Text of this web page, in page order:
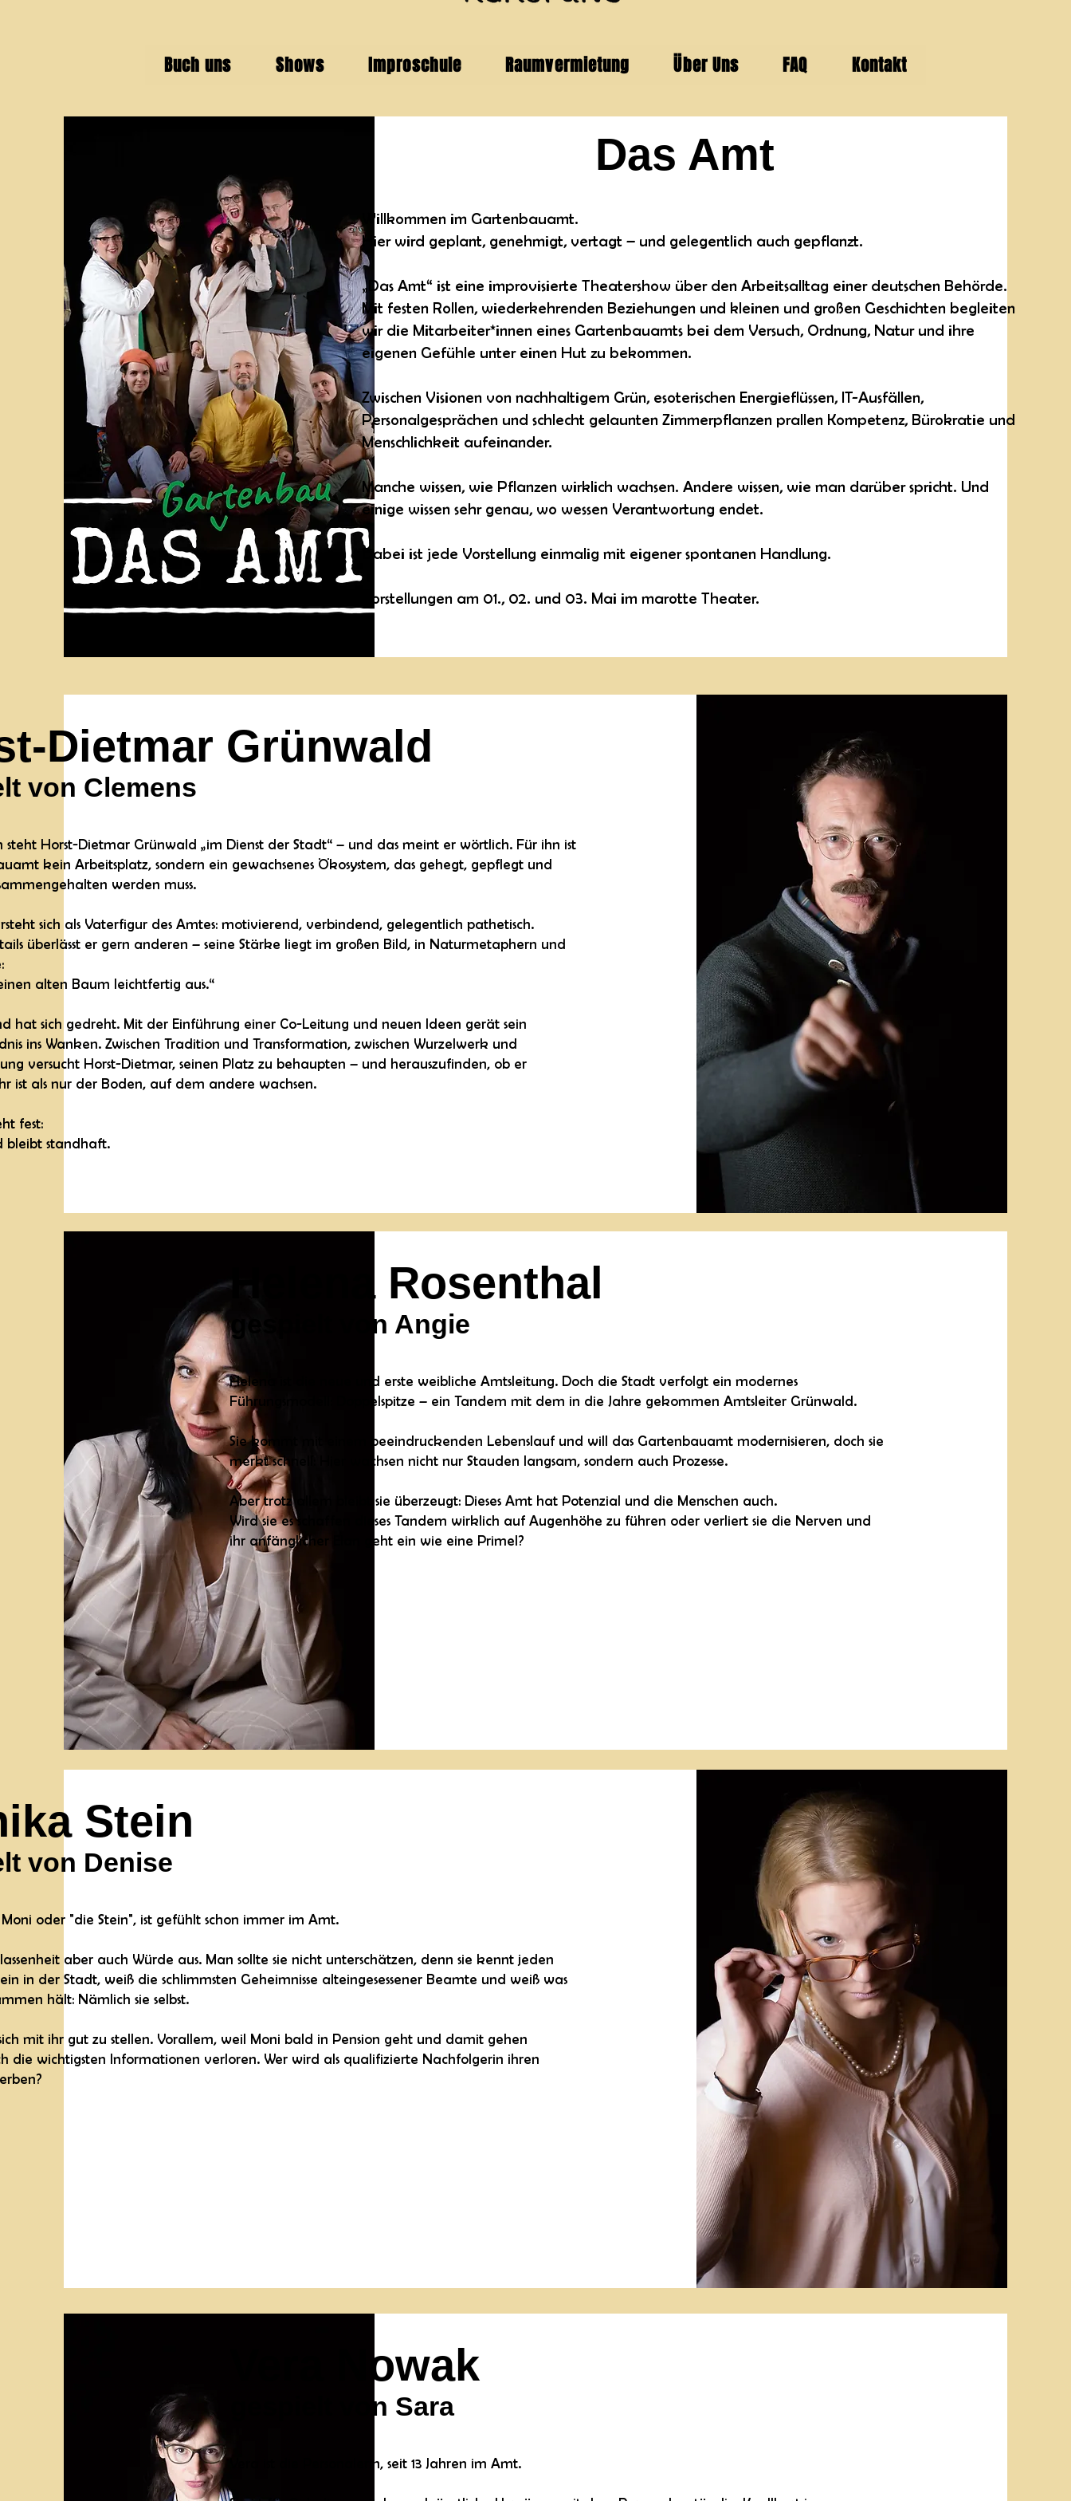
Das Amt
Willkommen im Gartenbauamt.
Hier wird geplant, genehmigt, vertagt – und gelegentlich auch gepflanzt.
„Das Amt“ ist eine improvisierte Theatershow über den Arbeitsalltag einer deutschen Behörde.
Mit festen Rollen, wiederkehrenden Beziehungen und kleinen und großen Geschichten begleiten
wir die Mitarbeiter*innen eines Gartenbauamts bei dem Versuch, Ordnung, Natur und ihre
eigenen Gefühle unter einen Hut zu bekommen.
Zwischen Visionen von nachhaltigem Grün, esoterischen Energieflüssen, IT-Ausfällen,
Personalgesprächen und schlecht gelaunten Zimmerpflanzen prallen Kompetenz, Bürokratie und
Menschlichkeit aufeinander.
Manche wissen, wie Pflanzen wirklich wachsen. Andere wissen, wie man darüber spricht. Und
einige wissen sehr genau, wo wessen Verantwortung endet.
Dabei ist jede Vorstellung einmalig mit eigener spontanen Handlung.
Vorstellungen am 01., 02. und 03. Mai im marotte Theater.
Dietmar Grünwald
von Clemens
steht Horst-Dietmar Grünwald „im Dienst der Stadt“ – und das meint er wörtlich. Für ihn ist
kein Arbeitsplatz, sondern ein gewachsenes Ökosystem, das gehegt, gepflegt und
werden muss.
sich als Vaterfigur des Amtes: motivierend, verbindend, gelegentlich pathetisch.
überlässt er gern anderen – seine Stärke liegt im großen Bild, in Naturmetaphern und
alten Baum leichtfertig aus.“
hat sich gedreht. Mit der Einführung einer Co-Leitung und neuen Ideen gerät sein
ins Wanken. Zwischen Tradition und Transformation, zwischen Wurzelwerk und
versucht Horst-Dietmar, seinen Platz zu behaupten – und herauszufinden, ob er
ist als nur der Boden, auf dem andere wachsen.
fest:
bleibt standhaft.
Helena Rosenthal
gespielt von Angie
Helena ist die neue und erste weibliche Amtsleitung. Doch die Stadt verfolgt ein modernes
Führungsmodell: Doppelspitze – ein Tandem mit dem in die Jahre gekommen Amtsleiter Grünwald.
Sie kommt mit einem beeindruckenden Lebenslauf und will das Gartenbauamt modernisieren, doch sie
merkt schnell: Hier wachsen nicht nur Stauden langsam, sondern auch Prozesse.
Aber trotz allem bleibt sie überzeugt: Dieses Amt hat Potenzial und die Menschen auch.
Wird sie es schaffen dieses Tandem wirklich auf Augenhöhe zu führen oder verliert sie die Nerven und
ihr anfänglicher Elan geht ein wie eine Primel?
Stein
von Denise
oder "die Stein", ist gefühlt schon immer im Amt.
aber auch Würde aus. Man sollte sie nicht unterschätzen, denn sie kennt jeden
in der Stadt, weiß die schlimmsten Geheimnisse alteingesessener Beamte und weiß was
hält: Nämlich sie selbst.
sich mit ihr gut zu stellen. Vorallem, weil Moni bald in Pension geht und damit gehen
die wichtigsten Informationen verloren. Wer wird als qualifizierte Nachfolgerin ihren
Vera Nowak
gespielt von Sara
Vera ist die Personalerin, seit 13 Jahren im Amt.
Buch uns Shows Improschule Raumvermietung Über Uns FAQ Kontakt